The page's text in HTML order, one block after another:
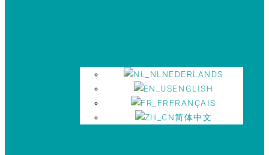
NEDERLANDS
ENGLISH
FRANÇAIS
简体中文